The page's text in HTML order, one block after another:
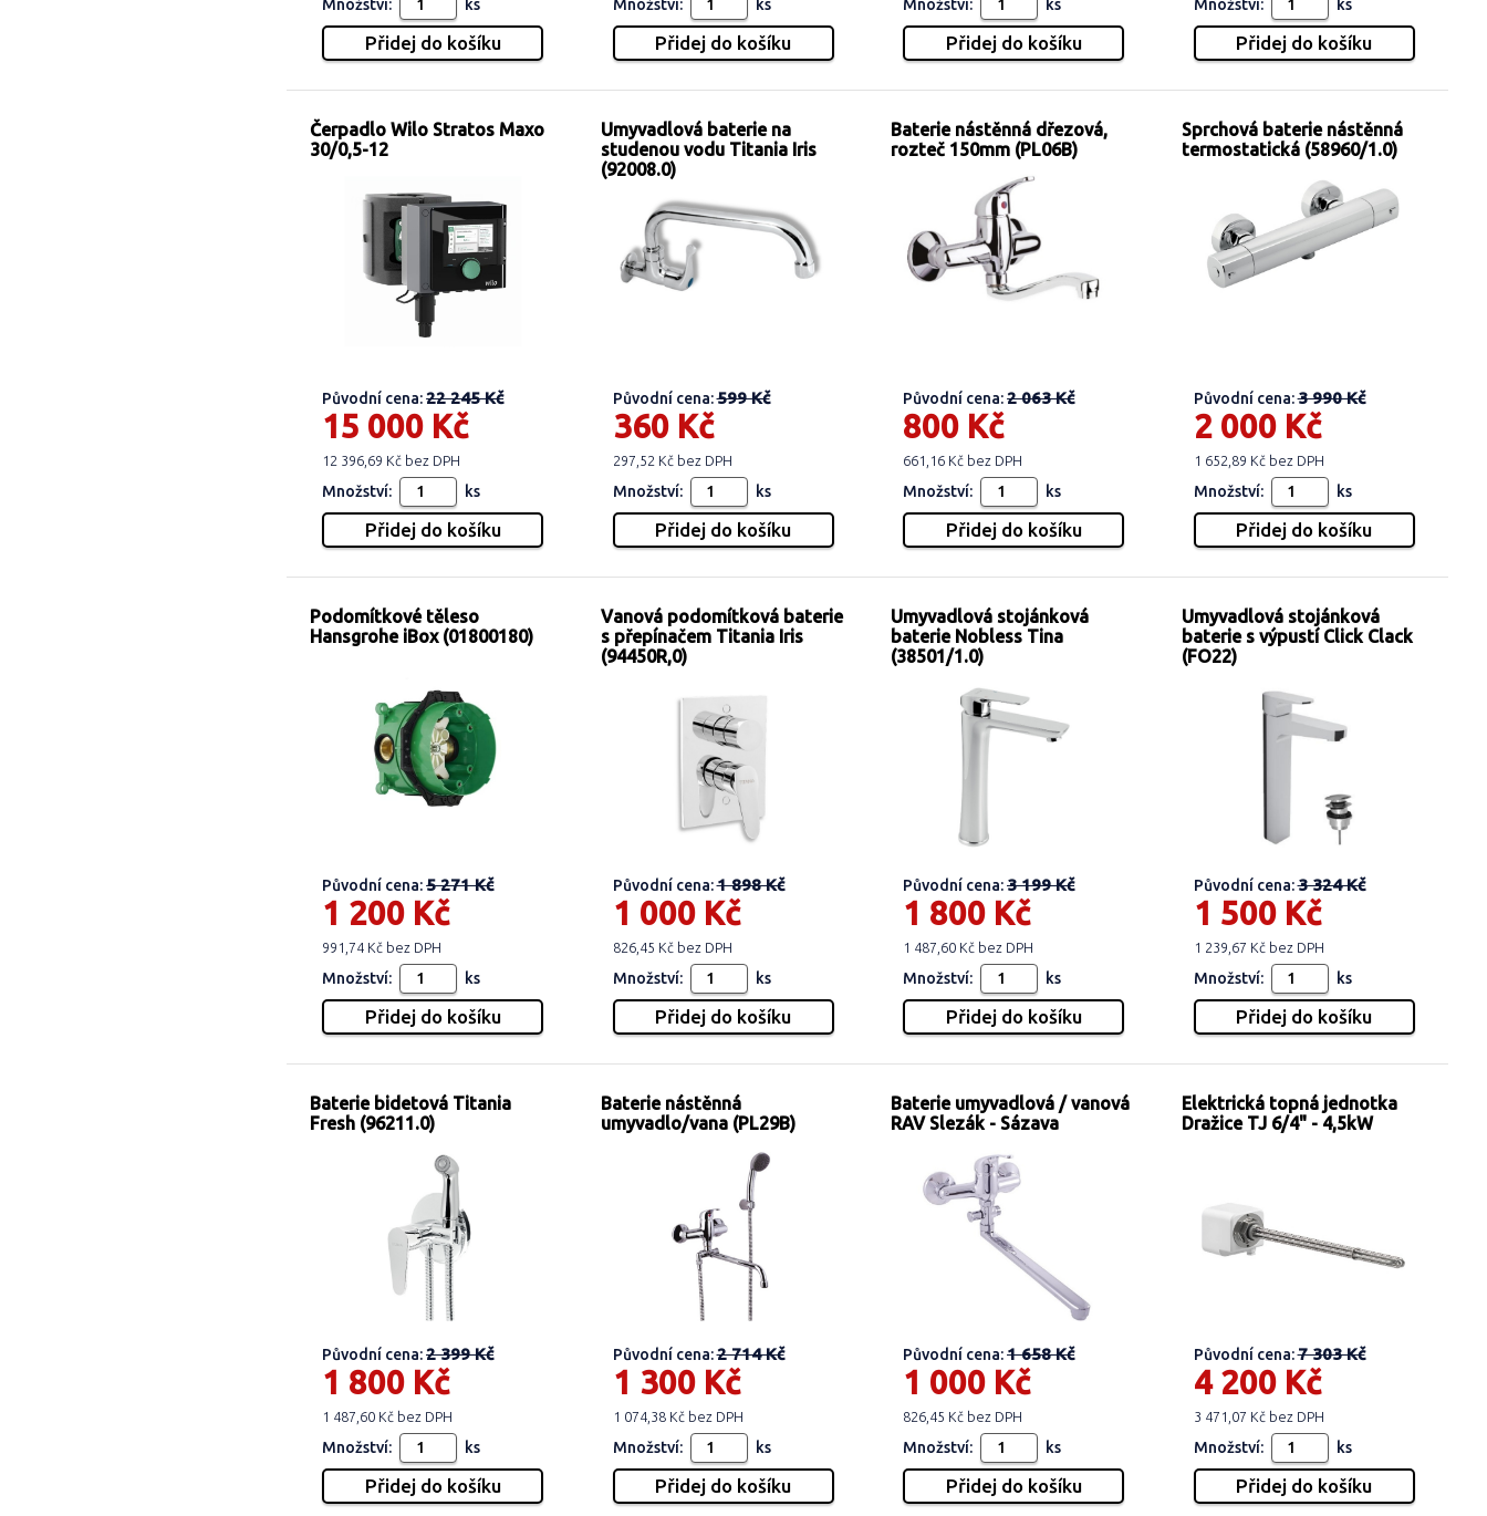
Množství: ks Množství: ks Množství: ks Množství: ks
Čerpadlo Wilo Stratos Maxo
30/0,5-12
Původní cena:22 245 Kč
15 000 Kč
12 396,69 Kč bez DPH
Množství: ks
Umyvadlová baterie na
studenou vodu Titania Iris
(92008.0)
Původní cena:599 Kč
360 Kč
297,52 Kč bez DPH
Množství: ks
Baterie nástěnná dřezová,
rozteč 150mm (PL06B)
Původní cena:2 063 Kč
800 Kč
661,16 Kč bez DPH
Množství: ks
Sprchová baterie nástěnná
termostatická (58960/1.0)
Původní cena:3 990 Kč
2 000 Kč
1 652,89 Kč bez DPH
Množství: ks
Podomítkové těleso
Hansgrohe iBox (01800180)
Původní cena:5 271 Kč
1 200 Kč
991,74 Kč bez DPH
Množství: ks
Vanová podomítková baterie
s přepínačem Titania Iris
(94450R,0)
Původní cena:1 898 Kč
1 000 Kč
826,45 Kč bez DPH
Množství: ks
Umyvadlová stojánková
baterie Nobless Tina
(38501/1.0)
Původní cena:3 199 Kč
1 800 Kč
1 487,60 Kč bez DPH
Množství: ks
Umyvadlová stojánková
baterie s výpustí Click Clack
(FO22)
Původní cena:3 324 Kč
1 500 Kč
1 239,67 Kč bez DPH
Množství: ks
Baterie bidetová Titania
Fresh (96211.0)
Původní cena:2 399 Kč
1 800 Kč
1 487,60 Kč bez DPH
Množství: ks
Baterie nástěnná
umyvadlo/vana (PL29B)
Původní cena:2 714 Kč
1 300 Kč
1 074,38 Kč bez DPH
Množství: ks
Baterie umyvadlová / vanová
RAV Slezák - Sázava
Původní cena:1 658 Kč
1 000 Kč
826,45 Kč bez DPH
Množství: ks
Elektrická topná jednotka
Dražice TJ 6/4" - 4,5kW
Původní cena:7 303 Kč
4 200 Kč
3 471,07 Kč bez DPH
Množství: ks